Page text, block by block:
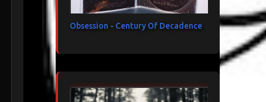
Obsession - Century Of Decadence